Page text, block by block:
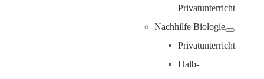
Privatunterricht
Nachhilfe Biologie
Privatunterricht
Halb-